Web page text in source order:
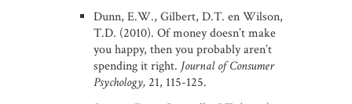
Dunn, E.W., Gilbert, D.T. en Wilson,
T.D. (2010). Of money doesn’t make
you happy, then you probably aren’t
spending it right. Journal of Consumer
Psychology,21, 115-125.